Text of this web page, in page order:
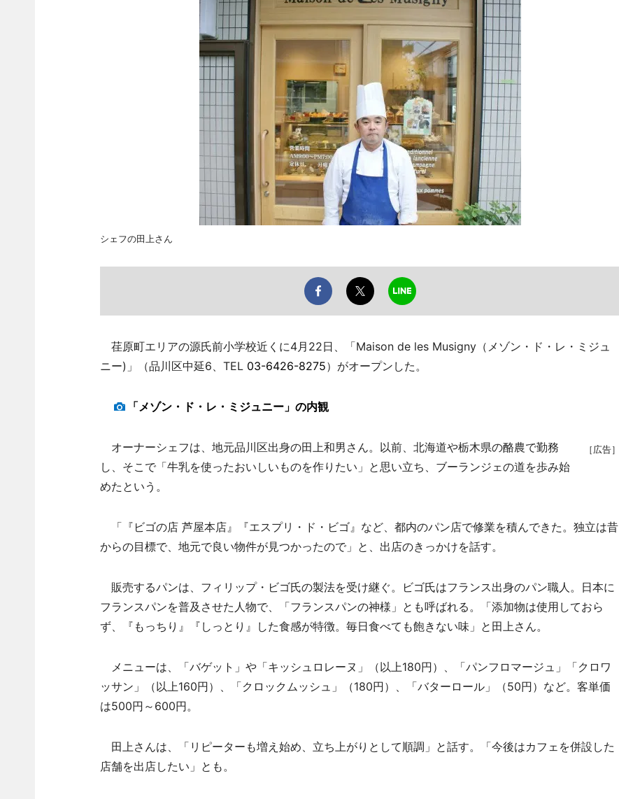
シェフの田上さん
荏原町エリアの源氏前小学校近くに4月22日、「Maison de les Musigny（メゾン・ド・レ・ミジュ
ニー)」（品川区中延6、TEL 03-6426-8275）がオープンした。
「メゾン・ド・レ・ミジュニー」の内観
［広告］
オーナーシェフは、地元品川区出身の田上和男さん。以前、北海道や栃木県の酪農で勤務
し、そこで「牛乳を使ったおいしいものを作りたい」と思い立ち、ブーランジェの道を歩み始
めたという。
「『ビゴの店 芦屋本店』『エスプリ・ド・ビゴ』など、都内のパン店で修業を積んできた。独立は昔
からの目標で、地元で良い物件が見つかったので」と、出店のきっかけを話す。
販売するパンは、フィリップ・ビゴ氏の製法を受け継ぐ。ビゴ氏はフランス出身のパン職人。日本に
フランスパンを普及させた人物で、「フランスパンの神様」とも呼ばれる。「添加物は使用しておら
ず、『もっちり』『しっとり』した食感が特徴。毎日食べても飽きない味」と田上さん。
メニューは、「バゲット」や「キッシュロレーヌ」（以上180円）、「パンフロマージュ」「クロワ
ッサン」（以上160円）、「クロックムッシュ」（180円）、「バターロール」（50円）など。客単価
は500円～600円。
田上さんは、「リピーターも増え始め、立ち上がりとして順調」と話す。「今後はカフェを併設した
店舗を出店したい」とも。